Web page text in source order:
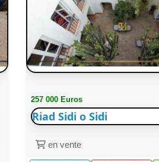
257 000 Euros
Riad Sidi o Sidi
en vente